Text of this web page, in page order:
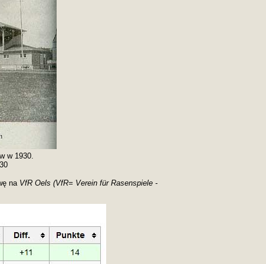
w 1930.
na VfR Oels (VfR= Verein für Rasenspiele -